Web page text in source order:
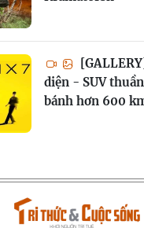
diện - SUV
bánh hơn 600